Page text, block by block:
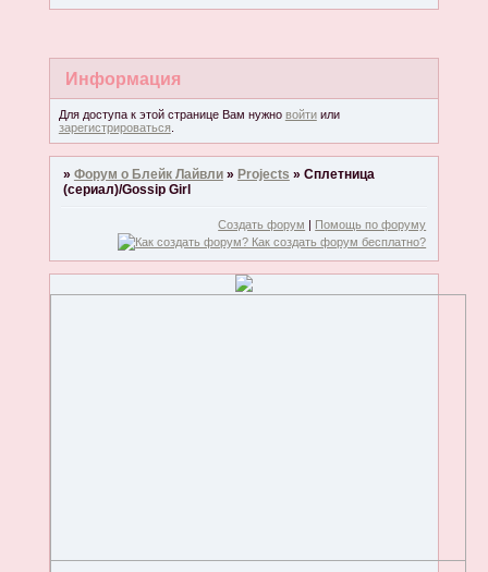
Информация
Для доступа к этой странице Вам нужно войтиили
зарегистрироваться.
» Форум о Блейк Лайвли » Projects » Cплетница
(сериал)/Gossip Girl
Создать форум | Помощь по форуму